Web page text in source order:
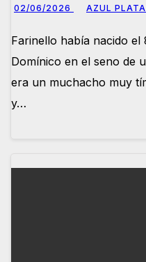
02/06/2026 AZUL
Farinello había nacido
Domínico en el seno de
era un muchacho muy
y…